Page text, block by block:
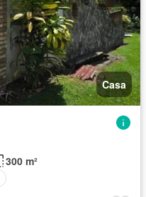
Casa
300 m²